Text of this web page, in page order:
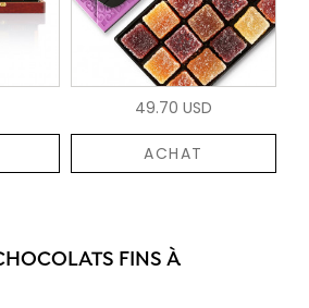
49.70 USD
ACHAT
FINS À